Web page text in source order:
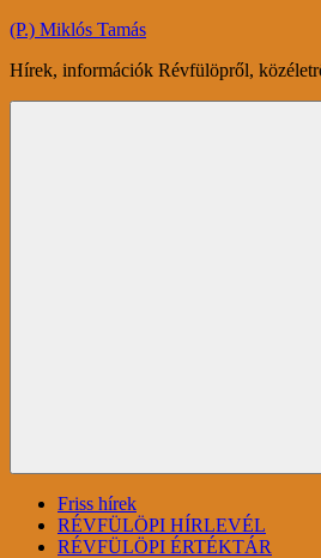
Skip
content
(P.) Miklós Tamás
Hírek, információk Révfülöpről,
Friss hírek
RÉVFÜLÖPI HÍRLEVÉL
RÉVFÜLÖPI ÉRTÉKTÁR